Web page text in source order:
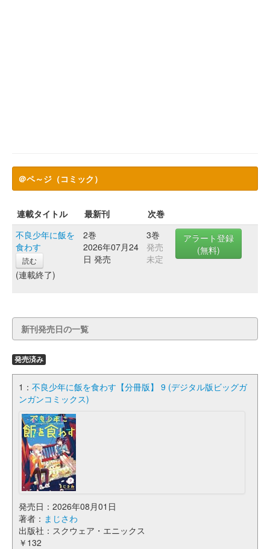
＠ペ～ジ（コミック）
連載タイトル 最新刊
次巻
不良少年に飯を
食わす
読む
(連載終了)
2巻
2026年07月24
日 発売
3巻
発売
未定
アラート登録
(無料)
新刊発売日の一覧
発売済み
1： 不良少年に飯を食わす【分冊版】 9 (デジタル版ビッグガ
ンガンコミックス)
発売日：2026年08月01日
著者： まじさわ
出版社：スクウェア・エニックス
￥132